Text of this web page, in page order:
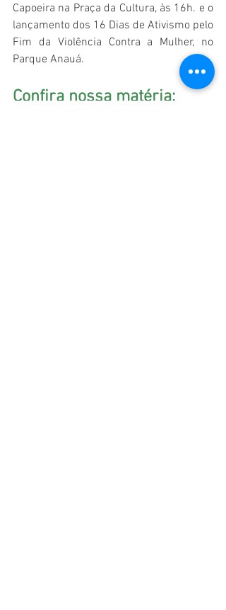
Capoeira na Praça da Cultura, às 16h. e o
lançamento dos 16 Dias de Ativismo pelo
Fim da Violência Contra a Mulher, no
Parque Anauá.
Confira nossa matéria: